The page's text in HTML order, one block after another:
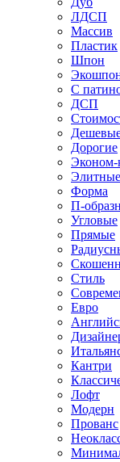
ЛДСП
Массив
Пластик
Шпон
С
ДСП
Дорогие
Эконом-
Элитные
Форма
П-
Угловые
Прямые
Стиль
Евро
Кантри
Лофт
Модерн
Прованс